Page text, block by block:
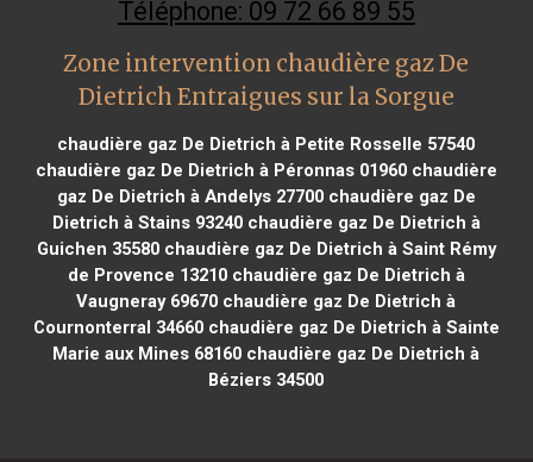
Téléphone: 09 72 66 89 55
Zone intervention chaudière gaz De
Dietrich Entraigues sur la Sorgue
chaudière gaz De Dietrich à Petite Rosselle 57540
chaudière gaz De Dietrich à Péronnas 01960chaudière
gaz De Dietrich à Andelys 27700chaudière gaz De
Dietrich à Stains 93240chaudière gaz De Dietrich à
Guichen 35580chaudière gaz De Dietrich à Saint Rémy
de Provence 13210chaudière gaz De Dietrich à
Vaugneray 69670 chaudière gaz De Dietrich à
Cournonterral 34660chaudière gaz De Dietrich à Sainte
Marie aux Mines 68160 chaudière gaz De Dietrich à
Béziers 34500